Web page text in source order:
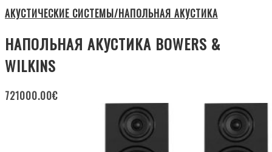
АКУСТИЧЕСКИЕ СИСТЕМЫ/НАПОЛЬНАЯ АКУСТИКА
НАПОЛЬНАЯ АКУСТИКА BOWERS &
WILKINS
721000.00€